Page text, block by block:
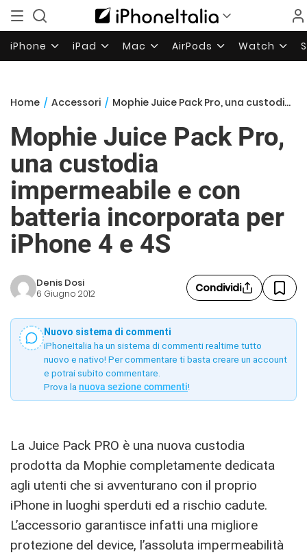
iPhone iPad Mac AirPods Watch
Home / Accessori / Mophie Juice Pack Pro, una custodia impermeabile e con batteria incorporata per iPhone 4 e 4S
Mophie Juice Pack Pro,
una custodia
impermeabile e con
batteria incorporata per
iPhone 4 e 4S
Denis Dosi
6 Giugno 2012 Condividi
Nuovo sistema di commenti
iPhoneItalia ha un sistema di commenti realtime tutto
nuovo e nativo! Per commentare ti basta creare un account
e potrai subito commentare.
Prova la nuova sezione commenti!
La Juice Pack PRO è una nuova custodia
prodotta da Mophie completamente dedicata
agli utenti che si avventurano con il proprio
iPhone in luoghi sperduti ed a rischio cadute.
L’accessorio garantisce infatti una migliore
protezione del device, l’assoluta impermeabilità